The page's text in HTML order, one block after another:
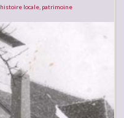
histoire locale patrimoine